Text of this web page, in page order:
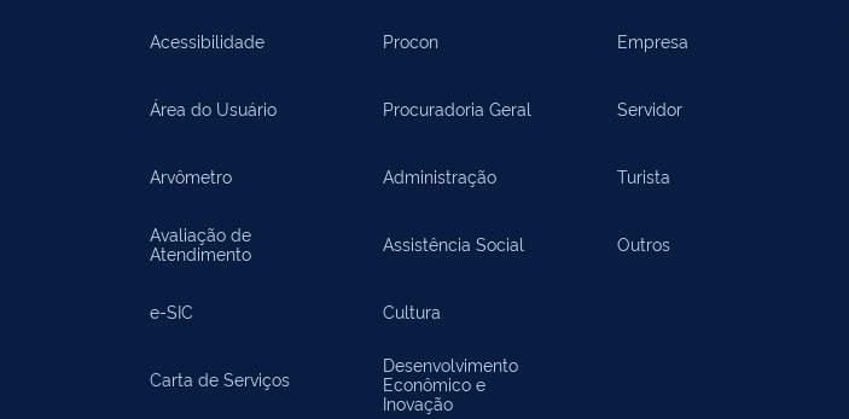
Acessibilidade
Área do Usuário
Arvômetro
Avaliação de
Atendimento
e-SIC
Carta de Serviços
Procon
Procuradoria Geral
Administração
Assistência Social
Cultura
Desenvolvimento
Econômico e
Inovação
Empresa
Servidor
Turista
Outros